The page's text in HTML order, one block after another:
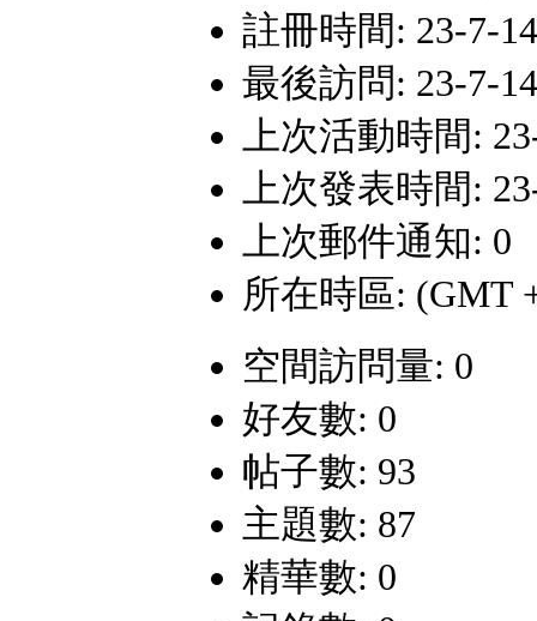
註冊時間: 23-7-
最後訪問: 23-7-
上次活動時間:
上次發表時間:
上次郵件通知: 0
所在時區: (GMT
空間訪問量: 0
好友數: 0
帖子數: 93
主題數: 87
精華數: 0